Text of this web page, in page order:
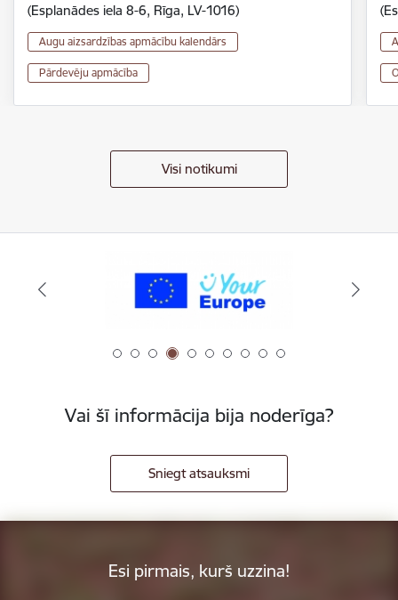
(Esplanādes iela 8-6, Rīga, LV-1016)
Augu aizsardzības apmācību kalendārs
Pārdevēju apmācība
Visi notikumi
Vai šī informācija bija noderīga?
Sniegt atsauksmi
Esi pirmais, kurš uzzina!